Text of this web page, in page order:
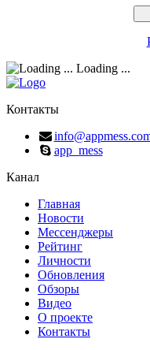
Loading ...
Контакты
app_mess
Канал
Главная
Новости
Мессенджеры
Рейтинг
Личности
Обновления
Обзоры
Видео
О проекте
Контакты